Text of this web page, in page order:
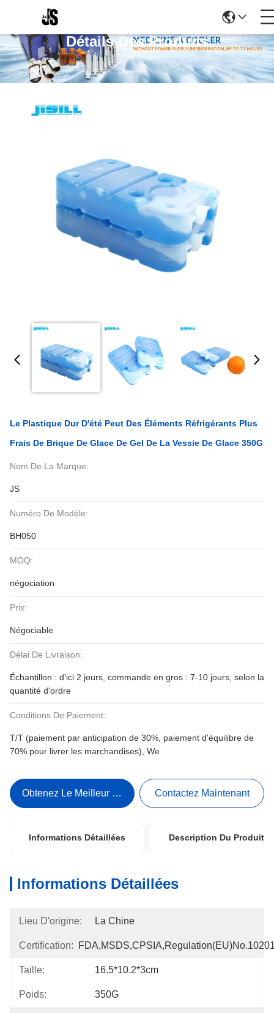
Détails Des Produits
Le Plastique Dur D'été Peut Des Éléments Réfrigérants Plus
Frais De Brique De Glace De Gel De La Vessie De Glace 350G
Nom De La Marque:
JS
Numéro De Modèle:
BH050
MOQ:
négociation
Prix:
Négociable
Délai De Livraison:
Échantillon : d'ici 2 jours, commande en gros : 7-10 jours, selon la
quantité d'ordre
Conditions De Paiement:
T/T (paiement par anticipation de 30%, paiement d'équilibre de
70% pour livrer les marchandises), We
Obtenez Le Meilleur Prix Contactez Maintenant
Informations Détaillées Description Du Produit
Informations Détaillées
Lieu D'origine: La Chine
Certification:
Taille: 16.5*10.2*3cm
Poids: 350G